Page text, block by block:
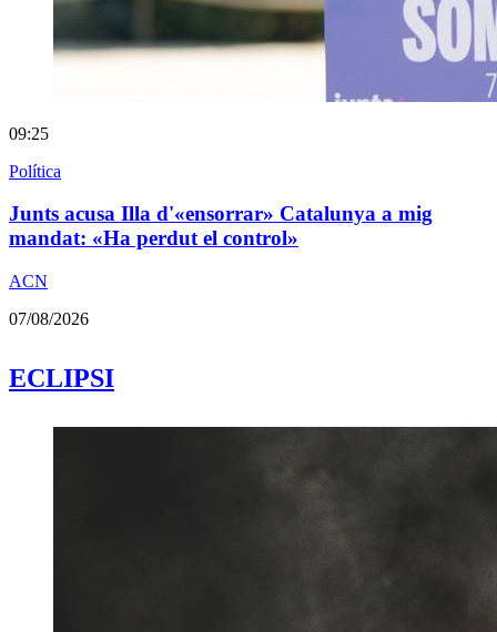
09:25
Política
Junts acusa Illa d'«ensorrar» Catalunya a mig
mandat: «Ha perdut el control»
ACN
07/08/2026
ECLIPSI